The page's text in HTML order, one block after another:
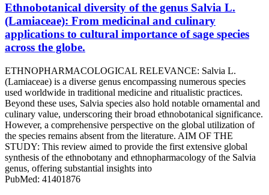
Ethnobotanical diversity of the genus Salvia L.
(Lamiaceae): From medicinal and culinary
applications to cultural importance of sage species
across the globe.
ETHNOPHARMACOLOGICAL RELEVANCE: Salvia L.
(Lamiaceae) is a diverse genus encompassing numerous species
used worldwide in traditional medicine and ritualistic practices.
Beyond these uses, Salvia species also hold notable ornamental and
culinary value, underscoring their broad ethnobotanical significance.
However, a comprehensive perspective on the global utilization of
the species remains absent from the literature. AIM OF THE
STUDY: This review aimed to provide the first extensive global
synthesis of the ethnobotany and ethnopharmacology of the Salvia
genus, offering substantial insights into
PubMed: 41401876